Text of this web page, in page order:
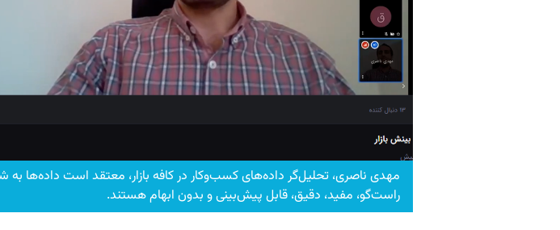
مهدی ناصری، تحلیل‌گر داده‌های کسب‌وکار در کافه بازار، معتقد است داده‌ها
راست‌گو، مفید، دقیق، قابل پیش‌بینی و بدون ابهام هستند.